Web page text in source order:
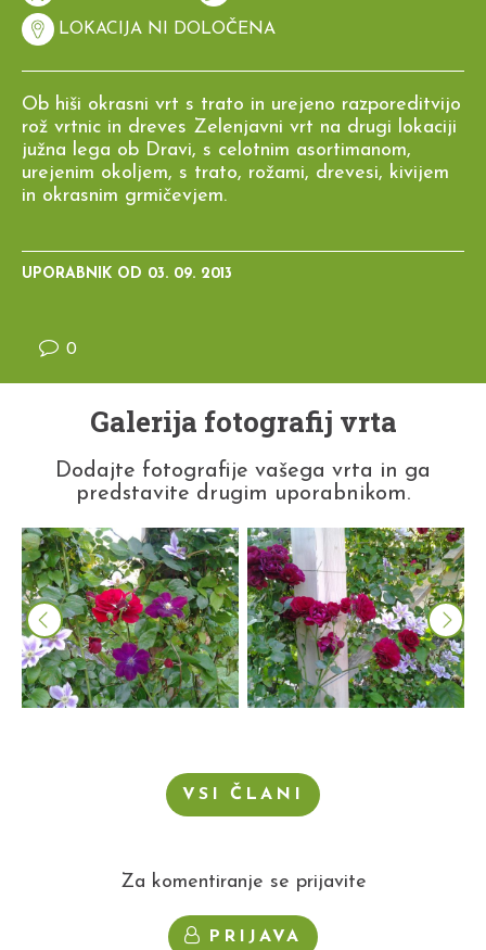
LOKACIJA NI DOLOČENA
Ob hiši okrasni vrt s trato in urejeno razporeditvijo
rož vrtnic in dreves Zelenjavni vrt na drugi lokaciji
južna lega ob Dravi, s celotnim asortimanom,
urejenim okoljem, s trato, rožami, drevesi, kivijem
in okrasnim grmičevjem.
UPORABNIK OD 03. 09. 2013
0
Galerija fotografij vrta
Dodajte fotografije vašega vrta in ga
predstavite drugim uporabnikom.
VSI ČLANI
Za komentiranje se prijavite
PRIJAVA